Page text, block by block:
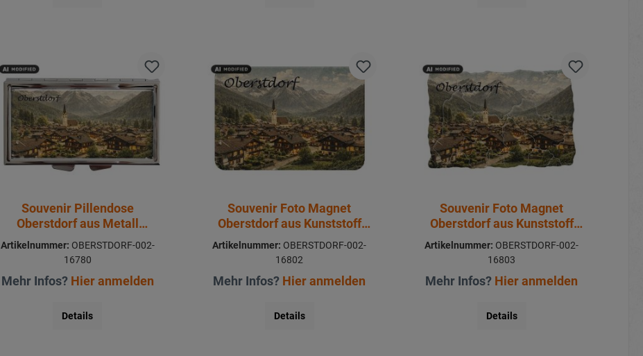
Souvenir Pillendose
Oberstdorf aus Metall
8,5x4,5cm
Artikelnummer: OBERSTDORF-002-
16780
Mehr Infos? Hier anmelden
Details
Souvenir Foto Magnet
Oberstdorf aus Kunststoff
8x5cm
Artikelnummer: OBERSTDORF-002-
16802
Mehr Infos? Hier anmelden
Details
Souvenir Foto Magnet
Oberstdorf aus Kunststoff
8x5cm
Artikelnummer: OBERSTDORF-002-
16803
Mehr Infos? Hier anmelden
Details